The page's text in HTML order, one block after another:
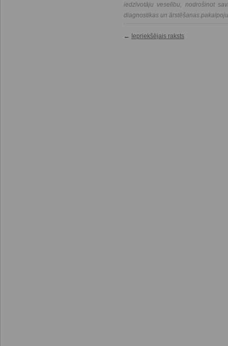
iedzīvotāju veselību, nodrošinot
diagnostikas un ārstēšanas
← Iepriekšējais raksts